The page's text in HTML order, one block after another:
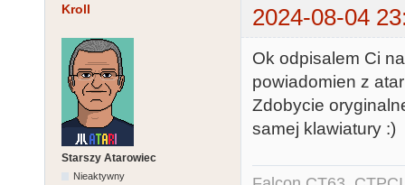
Kroll 2024-08-04
Starszy Atarowiec
Nieaktywny
Ok odpisalem Ci
powiadomien z
Zdobycie
samej klawiatury :)